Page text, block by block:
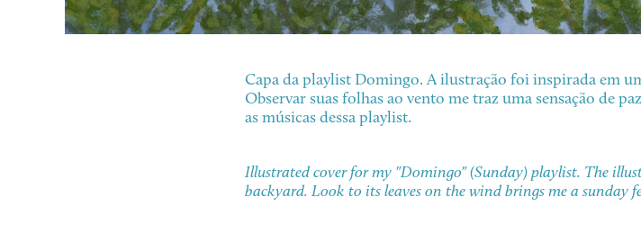
Capa da playlist Domingo. A ilustração foi inspirada em
Observar suas folhas ao vento me traz uma sensação de
as músicas dessa playlist.
Illustrated cover for my "Domingo" (Sunday) playlist. The
backyard. Look to its leaves on the wind brings me a sunday